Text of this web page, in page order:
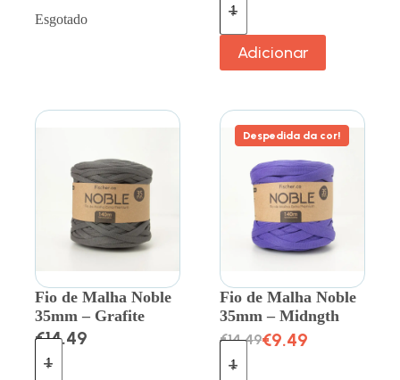
Esgotado
Adicionar
Fio de Malha Noble
35mm – Grafite
€14.49
Despedida da cor!
Fio de Malha Noble
35mm – Midngth
€14.49€9.49